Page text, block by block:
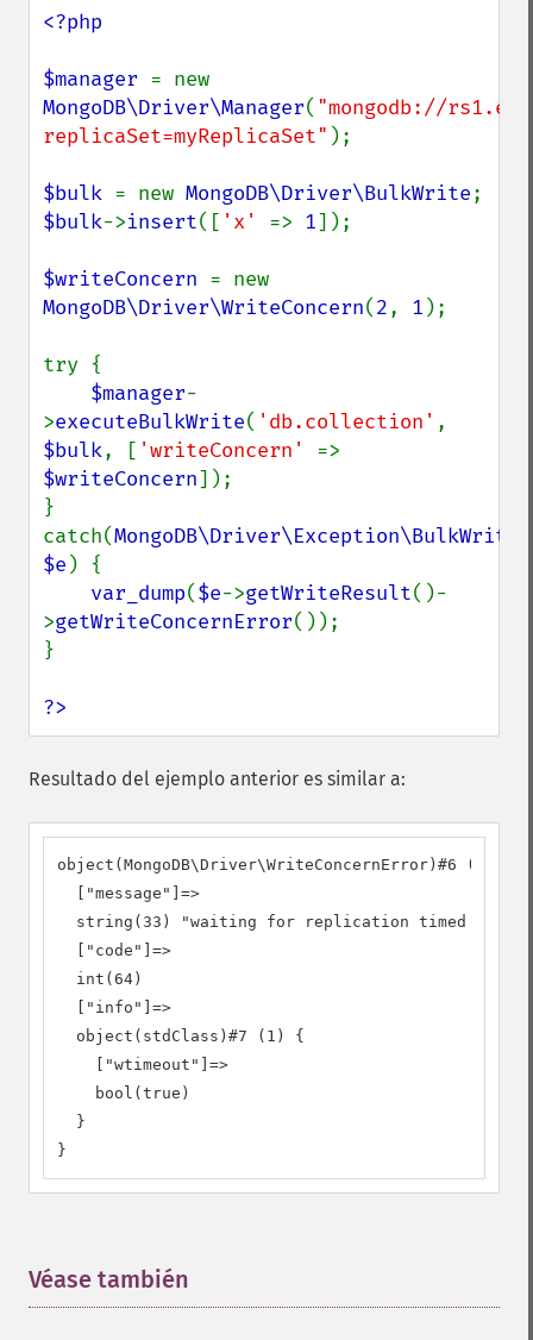
<?php
$manager
MongoDB\Driver\Manager( "mongodb://
replicaSet=myReplicaSet" );
$bulk = new MongoDB\Driver\BulkWrite
$bulk->insert([ 'x' => 1]);
$writeConcern
MongoDB\Driver\WriteConcern(2, 1 );
try {
$manager-
>executeBulkWrite( 'db.collection'
$bulk, [ 'writeConcern'
$writeConcern]);
}
catch(
$e ) {
var_dump($e->getWriteResult()-
>getWriteConcernError());
}
?>
Resultado del ejemplo anterior es similar a:
object(MongoDB\Driver\WriteConcernError)#6 (3) {
  ["message"]=>
  string(33) "waiting for replication timed out"
  ["code"]=>
  int(64)
  ["info"]=>
  object(stdClass)#7 (1) {
    ["wtimeout"]=>
    bool(true)
  }
}
Véase también